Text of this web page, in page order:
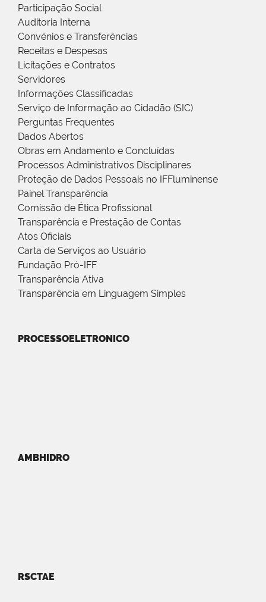
Participação Social
Auditoria Interna
Convênios e Transferências
Receitas e Despesas
Licitações e Contratos
Servidores
Informações Classificadas
Serviço de Informação ao Cidadão (SIC)
Perguntas Frequentes
Dados Abertos
Obras em Andamento e Concluídas
Processos Administrativos Disciplinares
Proteção de Dados Pessoais no IFFluminense
Painel Transparência
Comissão de Ética Profissional
Transparência e Prestação de Contas
Atos Oficiais
Carta de Serviços ao Usuário
Fundação Pró-IFF
Transparência Ativa
Transparência em Linguagem Simples
PROCESSOELETRONICO
AMBHIDRO
RSCTAE